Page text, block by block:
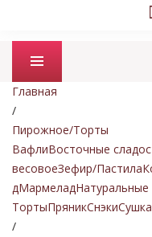
Главная
/
Пирожное/Торты
ВафлиВосточные
весовоеЗефир/Пастила
дМармеладНатуральные
ТортыПряникСнэки
/